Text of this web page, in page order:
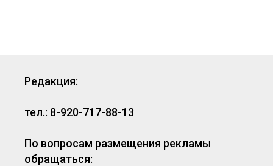
Редакция:
тел.: 8-920-717-88-13
По вопросам размещения рекламы
обращаться: